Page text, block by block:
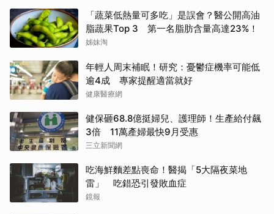
「蔬菜低熱量可多吃」是誤會？醫公開高油
脂蔬果Top 3 第一名脂肪含量高達23%！
姊妹淘
年輕人周末補眠！研究：憂鬱症機率可能低
逾4成 專家提醒適當就好
健康醫療網
健保砸68.8億挺婦兒、護理師！生產給付飆
3倍 11萬產婦最快9月受惠
三立新聞網
吃海鮮麵差點喪命！醫揭「5大隔夜菜地
雷」 吃錯恐引發敗血症
鏡報